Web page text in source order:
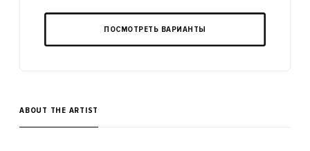
ПОСМОТРЕТЬ ВАРИАНТЫ
ABOUT THE ARTIST